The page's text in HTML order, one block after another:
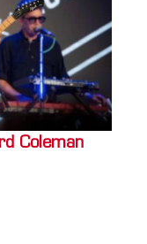
Coleman